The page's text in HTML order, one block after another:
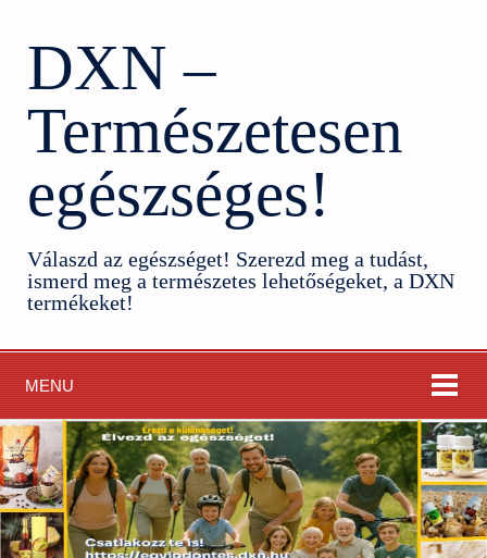
DXN –
Természetesen
egészséges!
Válaszd az egészséget! Szerezd meg a tudást,
ismerd meg a természetes lehetőségeket, a DXN
termékeket!
MENU